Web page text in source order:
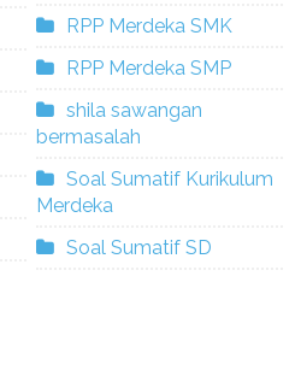
RPP Merdeka SMK
RPP Merdeka SMP
shila sawangan
bermasalah
Soal Sumatif Kurikulum
Merdeka
Soal Sumatif SD